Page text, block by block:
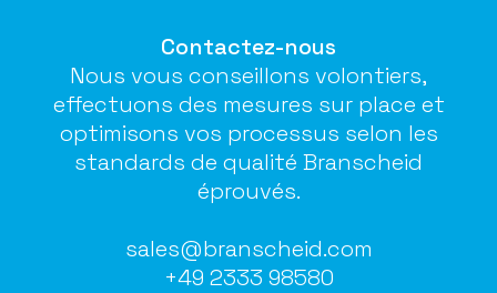
Contactez-nous
Nous vous conseillons volontiers,
effectuons des mesures sur place et
optimisons vos processus selon les
standards de qualité Branscheid
éprouvés.
sales@branscheid.com
+49 2333 98580